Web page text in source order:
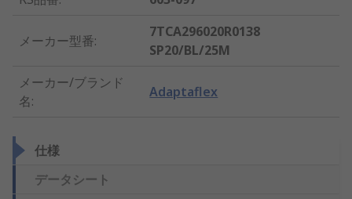
メーカー型番:
7TCA296020R0138
SP20/BL/25M
メーカー/ブランド
名:
Adaptaflex
仕様
データシート